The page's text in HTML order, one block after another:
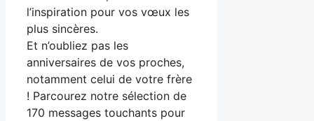
l’inspiration pour vos vœux les
plus sincères.
Et n’oubliez pas les
anniversaires de vos proches,
notamment celui de votre frère
! Parcourez notre sélection de
170 messages touchants pour